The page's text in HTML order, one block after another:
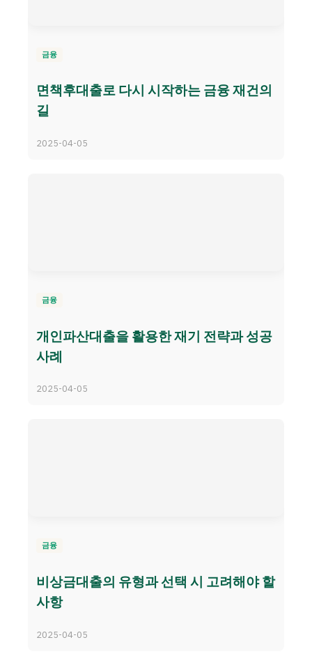
금융
면책후대출로 다시 시작하는 금융 재건의
길
2025-04-05
금융
개인파산대출을 활용한 재기 전략과 성공
사례
2025-04-05
금융
비상금대출의 유형과 선택 시 고려해야 할
사항
2025-04-05